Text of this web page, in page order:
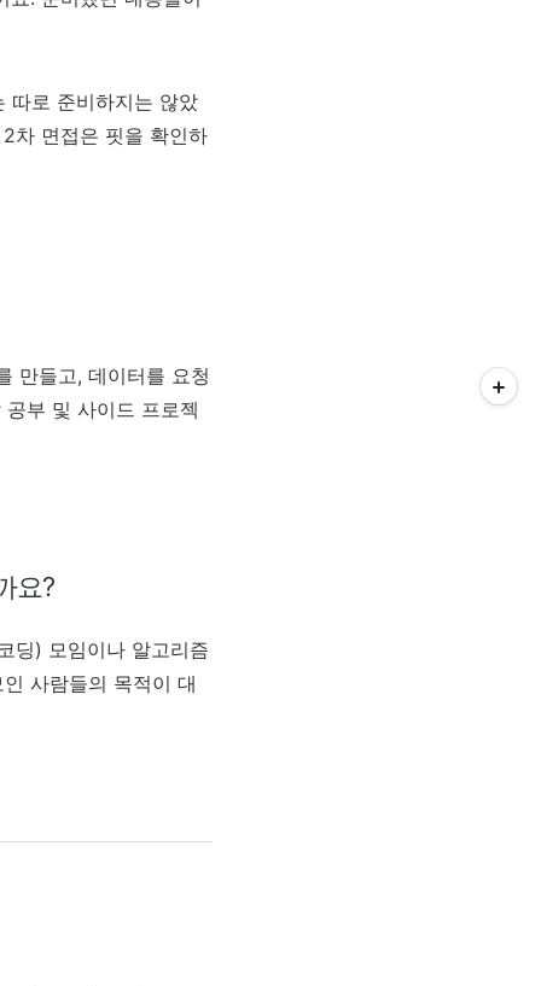
따로 준비하지는 않았
차 면접은 핏을 확인하
만들고, 데이터를 요청
부 및 사이드 프로젝
요?
딩) 모임이나 알고리즘
사람들의 목적이 대